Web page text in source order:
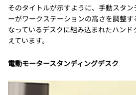
そのタイトルが示すように、手動スタ
ーがワークステーションの高さを調整
なっているデスクに組み込まれたハン
えています。
電動モータースタンディングデスク